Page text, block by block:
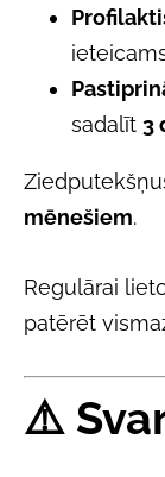
sadalīt 3
mēnešiem.
Regulārai
patērēt
⚠️